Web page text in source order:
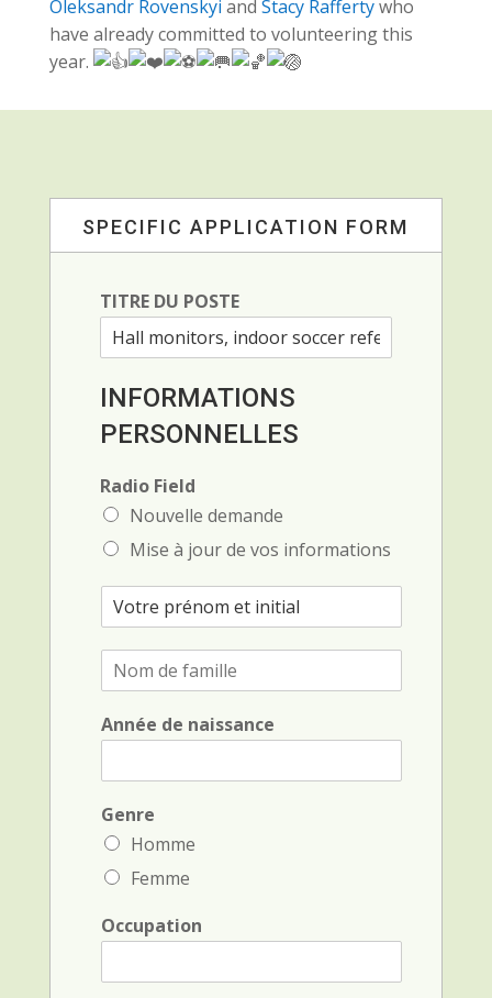
Oleksandr Rovenskyi and Stacy Raffertywho
have already committed to volunteering this
year.
SPECIFIC APPLICATION FORM
TITRE DU POSTE
INFORMATIONS
PERSONNELLES
Radio Field
Nouvelle demande
Mise à jour de vos informations
e
i
t
a
*
d
e
m
i
l
*
Année de naissance
Genre
Homme
Femme
Occupation